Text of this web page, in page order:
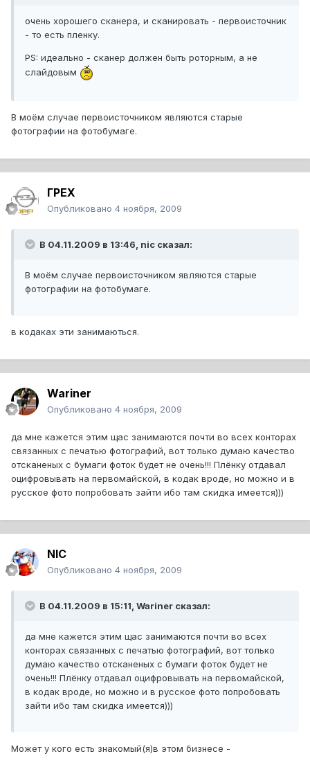
очень хорошего сканера, и сканировать - первоисточник
- то есть пленку.
PS: идеально - сканер должен быть роторным, а не
слайдовым
В моём случае первоисточником являются старые
фотографии на фотобумаге.
ГРЕХ
Опубликовано 4 ноября, 2009
В 04.11.2009 в 13:46, nic сказал:
В моём случае первоисточником являются старые
фотографии на фотобумаге.
в кодаках эти занимаються.
Wariner
Опубликовано 4 ноября, 2009
да мне кажется этим щас занимаются почти во всех конторах
связанных с печатью фотографий, вот только думаю качество
отсканеных с бумаги фоток будет не очень!!! Плёнку отдавал
оцифровывать на первомайской, в кодак вроде, но можно и в
русское фото попробовать зайти ибо там скидка имеется)))
NIC
Опубликовано 4 ноября, 2009
В 04.11.2009 в 15:11, Wariner сказал:
да мне кажется этим щас занимаются почти во всех
конторах связанных с печатью фотографий, вот только
думаю качество отсканеных с бумаги фоток будет не
очень!!! Плёнку отдавал оцифровывать на первомайской,
в кодак вроде, но можно и в русское фото попробовать
зайти ибо там скидка имеется)))
Может у кого есть знакомый(я)в этом бизнесе -